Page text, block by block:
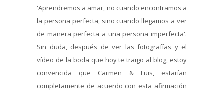
'Aprendremos a amar, no cuando encontramos a
la persona perfecta, sino cuando llegamos a ver
de manera perfecta a una persona imperfecta'.
Sin duda, después de ver las fotografías y el
vídeo de la boda que hoy te traigo al blog, estoy
convencida que Carmen & Luis, estarían
completamente de acuerdo con esta afirmación